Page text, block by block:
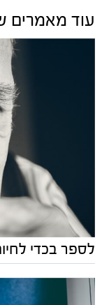
עוד מאמרים
לספר בכדי